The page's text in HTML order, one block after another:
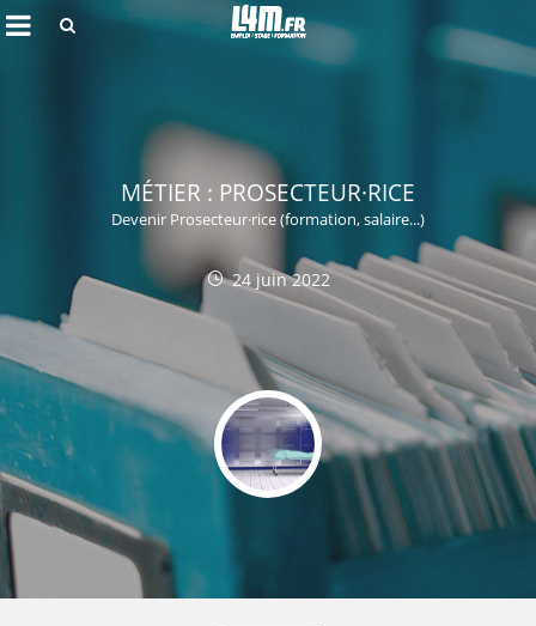
Annuler
MÉTIER : PROSECTEUR·RICE
Devenir Prosecteur·rice (formation, salaire...)
24 juin 2022